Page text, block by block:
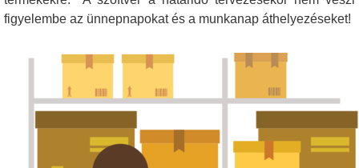
figyelembe az ünnepnapokat és a munkanap áthelyezéseket!